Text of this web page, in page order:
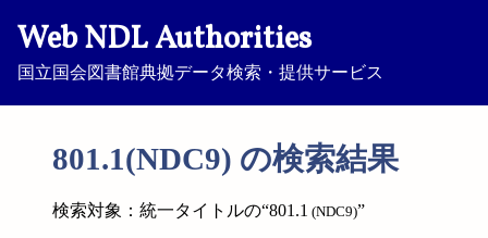
Web NDL Authorities
国立国会図書館典拠データ検索・提供サービス
801.1(NDC9) の検索結果
検索対象：統一タイトルの“801.1 (NDC9)”